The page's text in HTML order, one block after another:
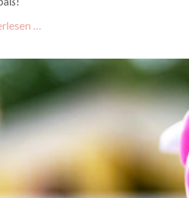
…
wird‘s
beim
Wutzrock-
Kinderfest